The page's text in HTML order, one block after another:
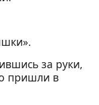
за руки,
пришли в